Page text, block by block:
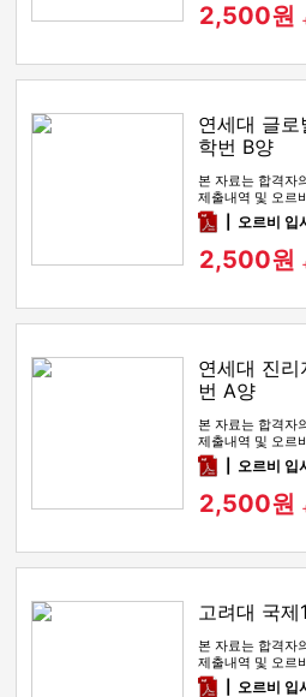
2,500원
연세대 글
학번 B양
본 자료는 합격자
제출내역 및 오르
WOT 분석이 포함
pdf오르비 입
2,500원
연세대 진
번 A양
본 자료는 합격자
제출내역 및 오르
WOT 분석이 포함
pdf오르비 입
2,500원
고려대 국제
본 자료는 합격자
제출내역 및 오르
WOT 분석이 포함
pdf오르비 입